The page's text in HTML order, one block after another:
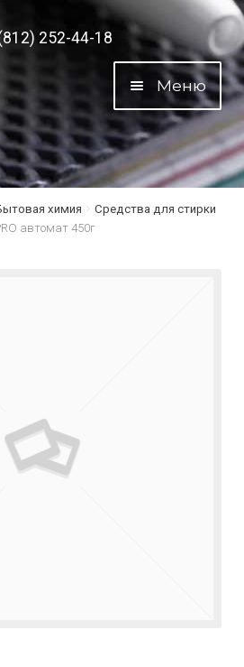
252-44-18
Меню
химия
Средства для стирки
автомат 450г